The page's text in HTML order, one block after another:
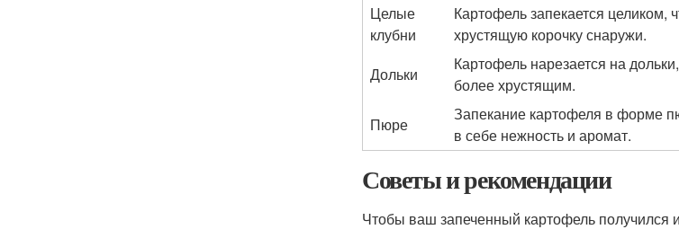
Целые
клубни
Картофель запекается целиком,
хрустящую корочку снаружи.
Дольки
Картофель нарезается на
более хрустящим.
Пюре
Запекание картофеля в форме
в себе нежность и аромат.
Советы и рекомендации
Чтобы ваш запеченный картофель